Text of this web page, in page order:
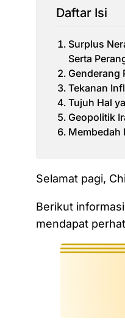
Daftar Isi
Surplus
Serta
Genderang
Tekanan
Tujuh Hal
Geopolitik
Membedah
Selamat pagi,
Berikut
mendapat